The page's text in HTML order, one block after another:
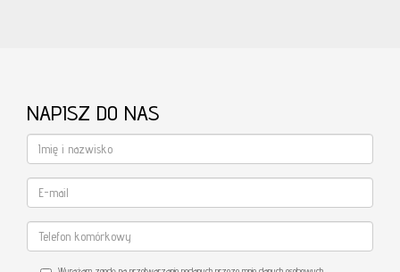
NAPISZ DO NAS